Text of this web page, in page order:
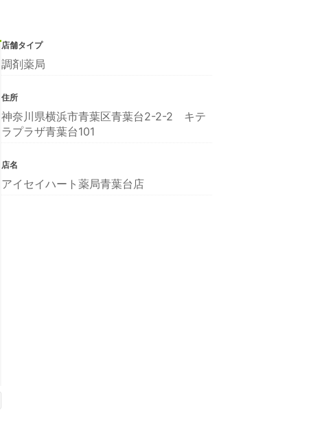
店舗タイプ
調剤薬局
住所
神奈川県横浜市青葉区青葉台2-2-2 キテ
ラプラザ青葉台101
店名
アイセイハート薬局青葉台店